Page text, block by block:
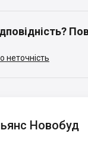
неточність
Новобуд